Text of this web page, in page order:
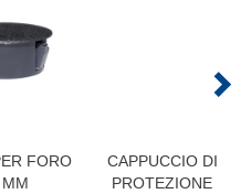
FORO
CAPPUCCIO DI
PROTEZIONE